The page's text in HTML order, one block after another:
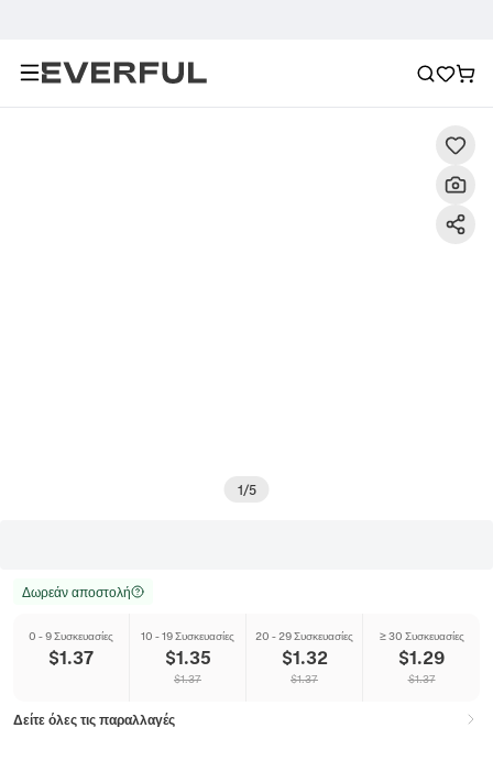
1/5
Δωρεάν αποστολή
0 - 9 Συσκευασίες
$1.37
10 - 19 Συσκευασίες
$1.35
$1.37
20 - 29 Συσκευασίες
$1.32
$1.37
≥ 30 Συσκευασίες
$1.29
$1.37
Δείτε όλες τις παραλλαγές